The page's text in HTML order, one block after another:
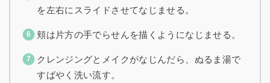
を左右にスライドさせてなじませる。
頬は片方の手でらせんを描くようになじませる。
クレンジングとメイクがなじんだら、ぬるま湯で
すばやく洗い流す。